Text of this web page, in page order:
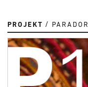
PROJEKT PARADOR